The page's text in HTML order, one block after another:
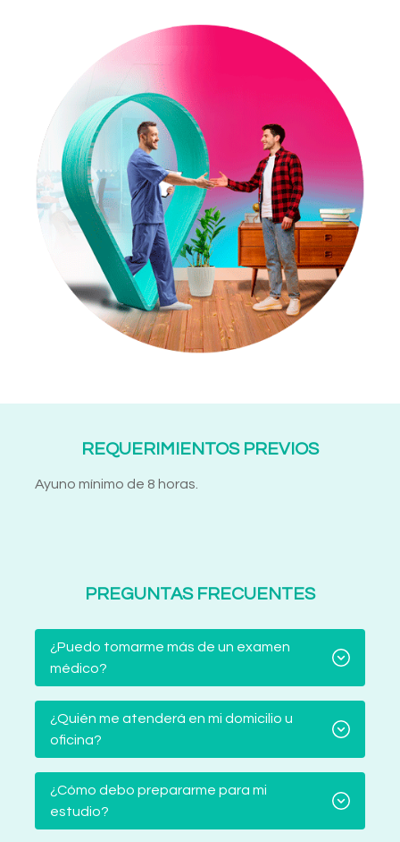
REQUERIMIENTOS PREVIOS
Ayuno mínimo de 8 horas.
PREGUNTAS FRECUENTES
¿Puedo tomarme más de un examen
médico?
¿Quién me atenderá en mi domicilio u
oficina?
¿Cómo debo prepararme para mi
estudio?